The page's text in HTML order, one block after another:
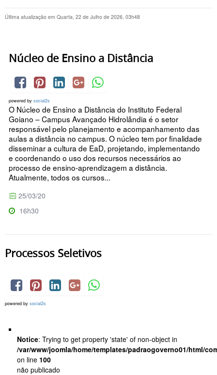
Última atualização em Quarta, 22 de Julho de 2026, 03h48
Núcleo de Ensino a Distância
powered by social2s
O Núcleo de Ensino a Distância do Instituto Federal
Goiano – Campus Avançado Hidrolândia é o setor
responsável pelo planejamento e acompanhamento das
aulas a distância no campus. O núcleo tem por finalidade
disseminar a cultura de EaD, projetando, implementando
e coordenando o uso dos recursos necessários ao
processo de ensino-aprendizagem a distância.
Atualmente, todos os cursos...
25/03/20
16h30
Processos Seletivos
powered by social2s
Notice: Trying to get property 'state' of non-object in
/var/www/joomla/home/templates/padraogoverno01/html/
on line 100
não publicado